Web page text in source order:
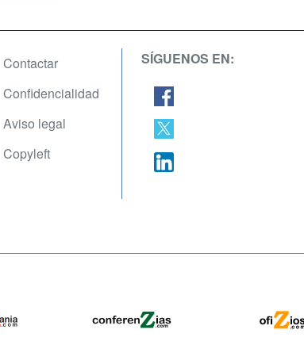
Contactar
Confidencialidad
Aviso legal
Copyleft
SÍGUENOS EN: